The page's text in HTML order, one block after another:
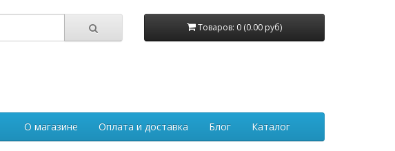
Товаров: 0 (0.00 руб)
О магазине Оплата и доставка Блог Каталог